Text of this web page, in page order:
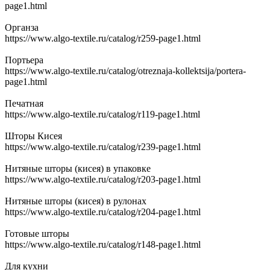
page1.html
Органза
https://www.algo-textile.ru/catalog/r259-page1.html
Портьера
https://www.algo-textile.ru/catalog/otreznaja-kollektsija/portera-
page1.html
Печатная
https://www.algo-textile.ru/catalog/r119-page1.html
Шторы Кисея
https://www.algo-textile.ru/catalog/r239-page1.html
Нитяные шторы (кисея) в упаковке
https://www.algo-textile.ru/catalog/r203-page1.html
Нитяные шторы (кисея) в рулонах
https://www.algo-textile.ru/catalog/r204-page1.html
Готовые шторы
https://www.algo-textile.ru/catalog/r148-page1.html
Для кухни